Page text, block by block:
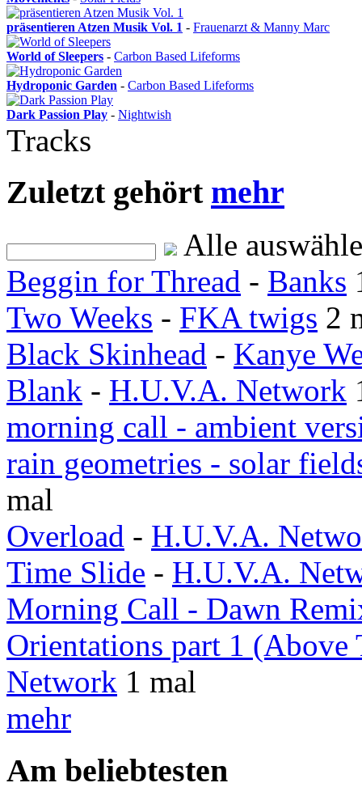
präsentieren Atzen Musik Vol. 1 - Frauenarzt & Manny Marc
World of Sleepers - Carbon Based Lifeforms
Hydroponic Garden - Carbon Based Lifeforms
Dark Passion Play - Nightwish
Tracks
Zuletzt gehört mehr
Alle
Beggin for Thread - Banks
Two Weeks - FKA twigs 2
Black Skinhead - Kanye
Blank - H.U.V.A. Network
morning call - ambient
rain geometries - solar
mal
Overload - H.U.V.A.
Time Slide - H.U.V.A.
Morning Call - Dawn
Orientations part 1 (Above
Network 1 mal
mehr
Am beliebtesten